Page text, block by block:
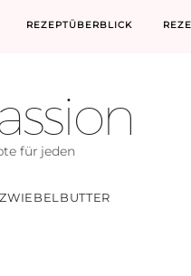
REZEPTÜBERBLICK
für jeden